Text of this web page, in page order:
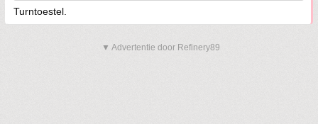
Turntoestel.
▼ Advertentie door Refinery89